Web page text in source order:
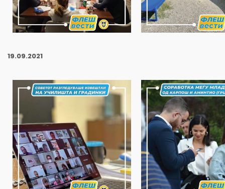
19.09.2021